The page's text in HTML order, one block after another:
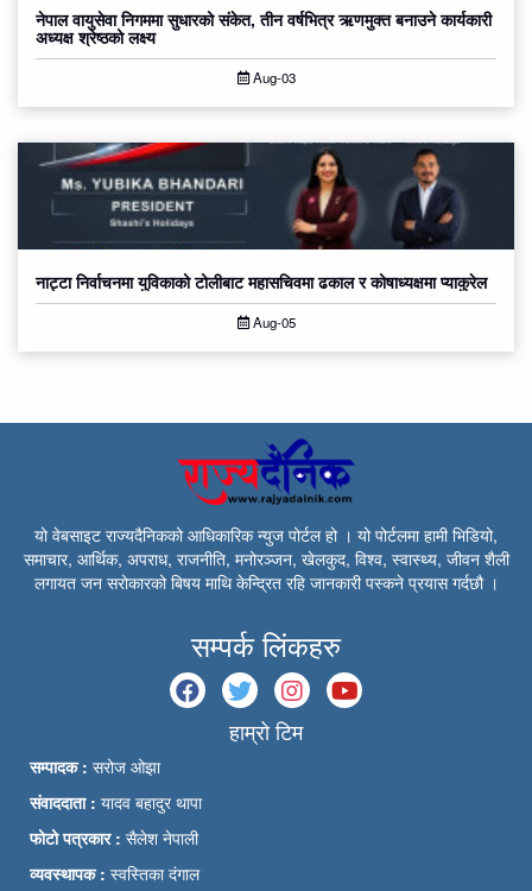
नेपाल वायुसेवा निगममा सुधारको संकेत, तीन वर्षभित्र ऋणमुक्त बनाउने कार्यकारी
अध्यक्ष श्रेष्ठको लक्ष्य
Aug-03
नाट्टा निर्वाचनमा युविकाको टोलीबाट महासचिवमा ढकाल र कोषाध्यक्षमा प्याकुरेल
Aug-05
यो वेबसाइट राज्यदैनिकको आधिकारिक न्युज पोर्टल हो । यो पोर्टलमा हामी भिडियो,
समाचार, आर्थिक, अपराध, राजनीति, मनोरञ्जन, खेलकुद, विश्व, स्वास्थ्य, जीवन शैली
लगायत जन सरोकारको बिषय माथि केन्द्रित रहि जानकारी पस्कने प्रयास गर्दछौ ।
सम्पर्क लिंकहरु
हाम्रो टिम
सम्पादक : सरोज ओझा
संवाददाता : यादव बहादुर थापा
फोटो पत्रकार : सैलेश नेपाली
व्यवस्थापक : स्वस्तिका दंगाल